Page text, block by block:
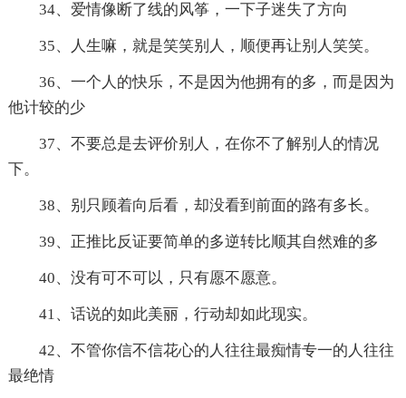
34、爱情像断了线的风筝，一下子迷失了方向
35、人生嘛，就是笑笑别人，顺便再让别人笑笑。
36、一个人的快乐，不是因为他拥有的多，而是因为
他计较的少
37、不要总是去评价别人，在你不了解别人的情况
下。
38、别只顾着向后看，却没看到前面的路有多长。
39、正推比反证要简单的多逆转比顺其自然难的多
40、没有可不可以，只有愿不愿意。
41、话说的如此美丽，行动却如此现实。
42、不管你信不信花心的人往往最痴情专一的人往往
最绝情